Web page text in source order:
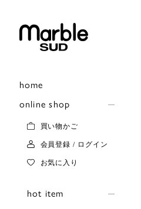
home
online shop
買い物かご
会員登録 / ログイン
お気に入り
hot item